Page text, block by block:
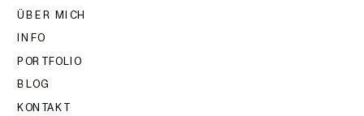
KONTAKT
BLOG
PORTFOLIO
INFO
ÜBER MICH